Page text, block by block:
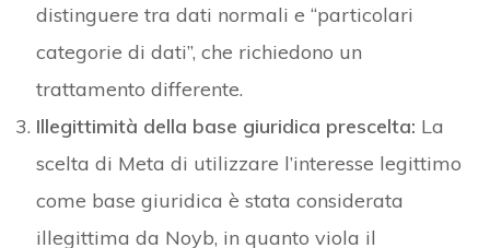
distinguere tra dati normali e “particolari
categorie di dati”, che richiedono un
trattamento differente.
Illegittimità della base giuridica prescelta: La
scelta di Meta di utilizzare l’interesse legittimo
come base giuridica è stata considerata
illegittima da Noyb, in quanto viola il